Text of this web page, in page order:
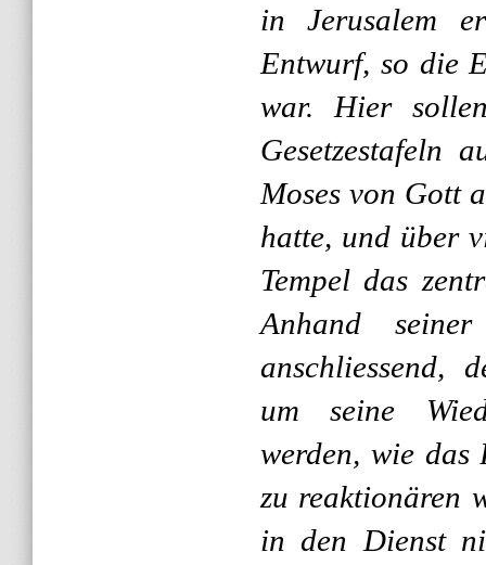
in Jerusalem
Entwurf, so die
war. Hier
Gesetzestafeln
Moses von Gott
hatte, und über
Tempel das
Anhand
anschliessend,
um seine
werden, wie das
zu reaktionären
in den Dienst